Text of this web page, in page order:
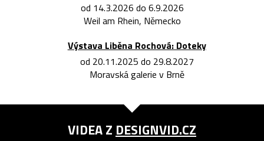
od 14.3.2026 do 6.9.2026
Weil am Rhein, Německo
Výstava Liběna Rochová: Doteky
od 20.11.2025 do 29.8.2027
Moravská galerie v Brně
VIDEA Z DESIGNVID.CZ